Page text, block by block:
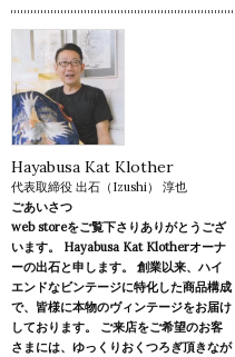
Hayabusa Kat Klother
代表取締役 出石（Izushi） 淳也
ごあいさつ
web storeをご覧下さりありがとうござ
います。 Hayabusa Kat Klotherオーナ
ーの出石と申します。 創業以来、ハイ
エンドなビンテージに特化した商品構成
で、皆様に本物のヴィンテージをお届け
しております。 ご来店をご希望のお客
さまには、ゆっくりおくつろぎ頂きなが